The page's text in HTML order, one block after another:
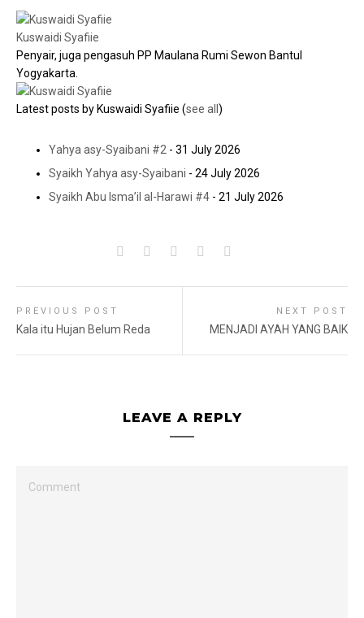
Kuswaidi Syafiie
Penyair, juga pengasuh PP Maulana Rumi Sewon Bantul
Yogyakarta.
Latest posts by Kuswaidi Syafiie (see all )
Yahya asy-Syaibani #2 - 31 July 2026
Syaikh Yahya asy-Syaibani - 24 July 2026
Syaikh Abu Isma’il al-Harawi #4 - 21 July 2026
PREVIOUS POST
Kala itu Hujan Belum Reda
NEXT POST
MENJADI AYAH YANG BAIK
LEAVE A REPLY